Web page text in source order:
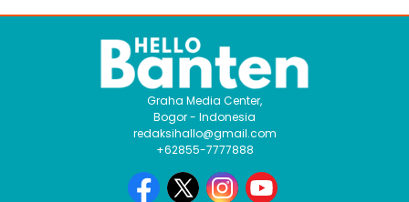
Graha Media Center,
Bogor - Indonesia
redaksihallo@gmail.com
+62855-7777888